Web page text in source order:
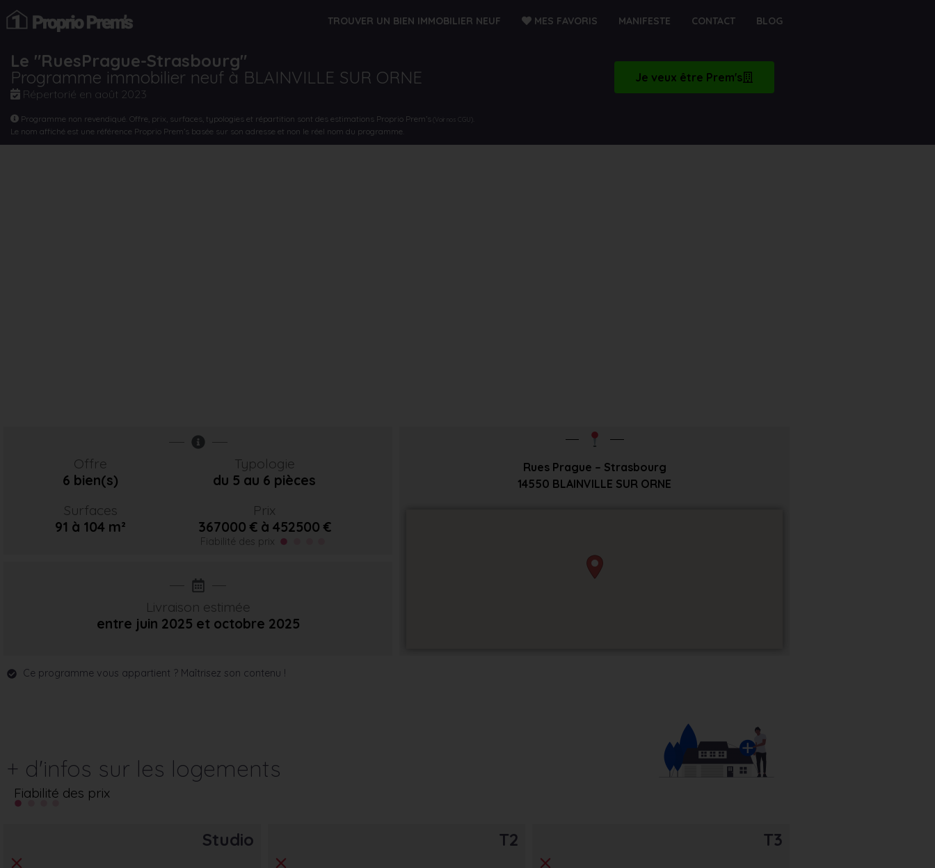
TROUVER UN BIEN IMMOBILIER NEUF MES FAVORIS MANIFESTE CONTACT BLOG
Le "RuesPrague-Strasbourg"
Programme immobilier neuf à BLAINVILLE SUR ORNE
Répertorié en août 2023
Je veux être Prem's
Programme non revendiqué. Offre, prix, surfaces, typologies et répartition sont des estimations Proprio Prem’s (Voir nos CGU)
Le nom affiché est une référence Proprio Prem’s basée sur son adresse et non le réel nom du programme.
Offre
6 bien(s)
Typologie
du 5 au 6 pièces
Surfaces
91 à 104 m²
Prix
367000 € à 452500 €
Fiabilité des prix
Livraison estimée
entre juin 2025 et octobre 2025
Rues Prague – Strasbourg
14550 BLAINVILLE SUR ORNE
Ce programme vous appartient ? Maîtrisez son contenu !
+ d'infos sur les logements
Fiabilité des prix
Studio T2 T3